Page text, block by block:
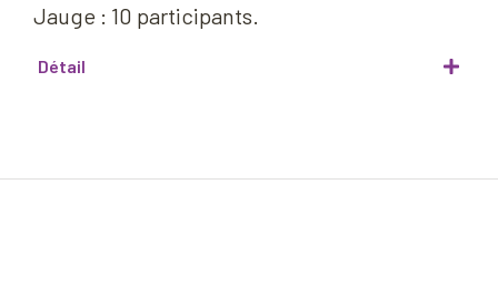
Jauge : 10 participants.
Détail